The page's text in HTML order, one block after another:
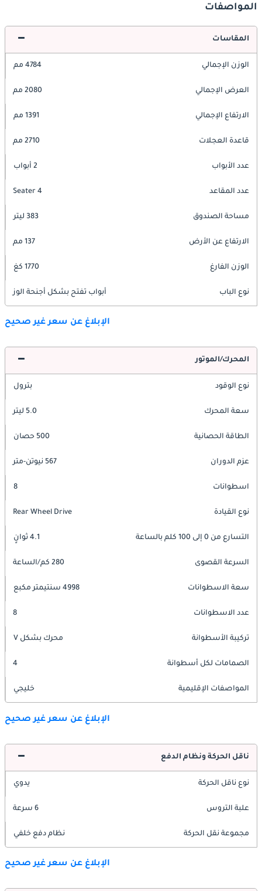
المواصفات
المقاسات
الوزن الإجمالي 4784 مم
العرض الإجمالي 2080 مم
الارتفاع الإجمالي 1391 مم
قاعدة العجلات 2710 مم
عدد الأبواب 2 أبواب
عدد المقاعد 4 Seater
مساحة الصندوق 383 ليتر
الارتفاع عن الأرض 137 مم
الوزن الفارغ 1770 كغ
نوع الباب أبواب تفتح بشكل أجنحة الوز
الإبلاغ عن سعر غير صحيح
المحرك/الموتور
نوع الوقود بترول
سعة المحرك 5.0 ليتر
الطاقة الحصانية 500 حصان
عزم الدوران 567 نيوتن-متر
اسطوانات 8
نوع القيادة Rear Wheel Drive
التسارع من 0 إلى 100 كلم بالساعة 4.1 ثوانٍ
السرعة القصوى 280 كم/الساعة
سعة الاسطوانات 4998 سنتيمتر مكبع
عدد الاسطوانات 8
تركيبة الأسطوانة محرك بشكل V
الصمامات لكل أسطوانة 4
المواصفات الإقليمية خليجي
الإبلاغ عن سعر غير صحيح
ناقل الحركة ونظام الدفع
نوع ناقل الحركة يدوي
علبة التروس 6 سرعة
مجموعة نقل الحركة نظام دفع خلفي
الإبلاغ عن سعر غير صحيح